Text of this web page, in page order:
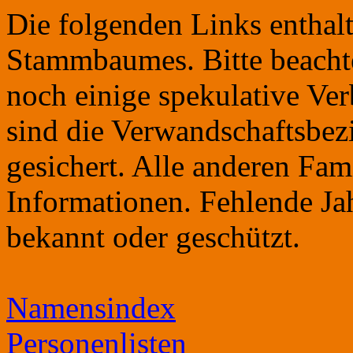
Die folgenden Links
Stammbaumes. Bitte
noch einige spekulative
sind die
gesichert. Alle anderen
Informationen. Fehlende
bekannt oder geschützt.
Namensindex
Personenlisten